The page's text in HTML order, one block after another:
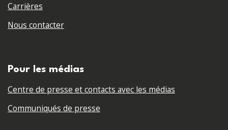
Carrières
Nous contacter
Pour les médias
Centre de presse et contacts avec les médias
Communiqués de presse